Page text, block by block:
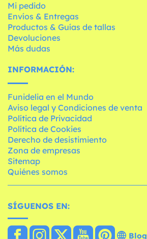
Mi pedido
Envíos & Entregas
Productos & Guías de tallas
Devoluciones
Más dudas
INFORMACIÓN:
Funidelia en el Mundo
Aviso legal y Condiciones de venta
Política de Privacidad
Política de Cookies
Derecho de desistimiento
Zona de empresas
Sitemap
Quiénes somos
SÍGUENOS EN:
Blog